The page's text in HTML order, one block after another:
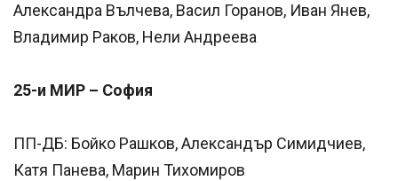
Александра Вълчева, Васил Горанов, Иван Янев,
Владимир Раков, Нели Андреева
25-и МИР – София
ПП-ДБ: Бойко Рашков, Александър Симидчиев,
Катя Панева, Марин Тихомиров